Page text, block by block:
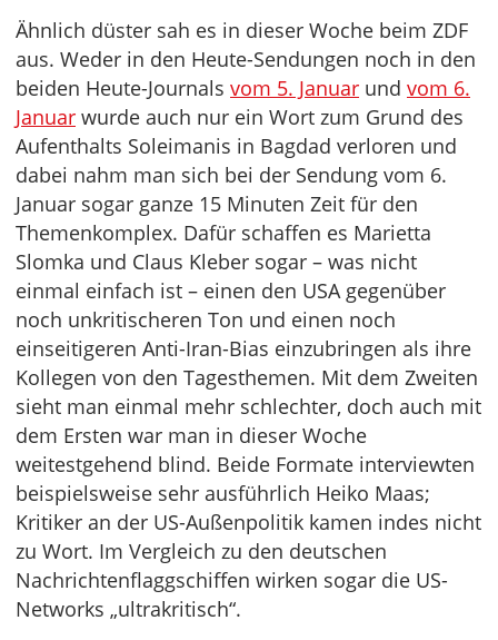
Ähnlich düster sah es in dieser Woche beim ZDF
aus. Weder in den Heute-Sendungen noch in den
beiden Heute-Journals vom 5. Januar und vom 6.
Januar wurde auch nur ein Wort zum Grund des
Aufenthalts Soleimanis in Bagdad verloren und
dabei nahm man sich bei der Sendung vom 6.
Januar sogar ganze 15 Minuten Zeit für den
Themenkomplex. Dafür schaffen es Marietta
Slomka und Claus Kleber sogar – was nicht
einmal einfach ist – einen den USA gegenüber
noch unkritischeren Ton und einen noch
einseitigeren Anti-Iran-Bias einzubringen als ihre
Kollegen von den Tagesthemen. Mit dem Zweiten
sieht man einmal mehr schlechter, doch auch mit
dem Ersten war man in dieser Woche
weitestgehend blind. Beide Formate interviewten
beispielsweise sehr ausführlich Heiko Maas;
Kritiker an der US-Außenpolitik kamen indes nicht
zu Wort. Im Vergleich zu den deutschen
Nachrichtenflaggschiffen wirken sogar die US-
Networks „ultrakritisch“.